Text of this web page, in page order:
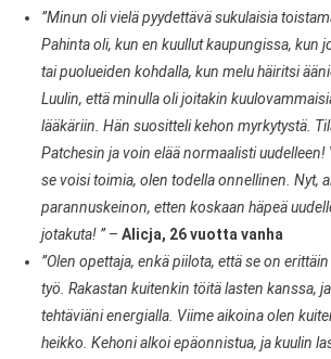
”Minun oli vielä pyydettävä sukulaisia
Pahinta oli, kun en kuullut kaupungissa, kun
tai puolueiden kohdalla, kun melu häiritsi
Luulin, että minulla oli joitakin
lääkäriin. Hän suositteli kehon myrkytystä.
Patchesin ja voin elää normaalisti uudelleen!
se voisi toimia, olen todella onnellinen. Nyt,
parannuskeinon, etten koskaan häpeä
jotakuta! ”– Alicja, 26 vuotta vanha
”Olen opettaja, enkä piilota, että se on
työ. Rakastan kuitenkin töitä lasten kanssa,
tehtäviäni energialla. Viime aikoina olen
heikko. Kehoni alkoi epäonnistua, ja kuulin